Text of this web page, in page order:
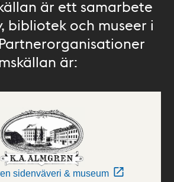
är ett samarbete
bibliotek och museer i
är:
sidenväveri & museum